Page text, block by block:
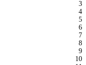
3
4
5
6
7
8
9
10